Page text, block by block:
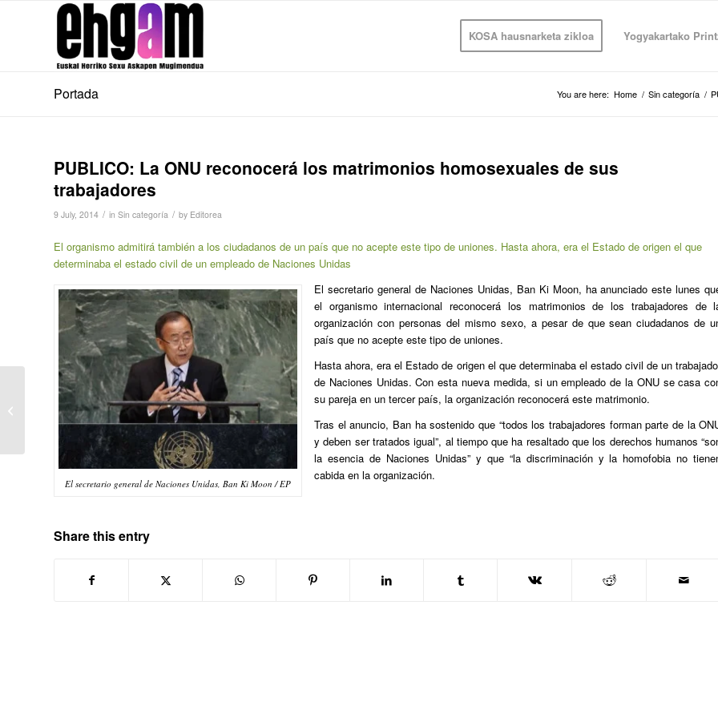
KOSA hausnarketa zikloa Yogyakartako
Portada You are here: Home / Sin categoría /
PUBLICO: La ONU reconocerá los matrimonios homosexuales de sus
trabajadores
9 July, 2014 / in Sin categoría / by Editorea
El organismo admitirá también a los ciudadanos de un país que no acepte este tipo de uniones. Hasta ahora, era el Estado de origen el que
determinaba el estado civil de un empleado de Naciones Unidas
El secretario general de Naciones Unidas, Ban Ki Moon / EP
El secretario general de Naciones Unidas, Ban Ki Moon, ha anunciado este lunes
el organismo internacional reconocerá los matrimonios de los trabajadores de
organización con personas del mismo sexo, a pesar de que sean ciudadanos de
país que no acepte este tipo de uniones.
Hasta ahora, era el Estado de origen el que determinaba el estado civil de un
de Naciones Unidas. Con esta nueva medida, si un empleado de la ONU se casa
su pareja en un tercer país, la organización reconocerá este matrimonio.
Tras el anuncio, Ban ha sostenido que “todos los trabajadores forman parte de la
y deben ser tratados igual”, al tiempo que ha resaltado que los derechos humanos
la esencia de Naciones Unidas” y que “la discriminación y la homofobia no
cabida en la organización.
Share this entry
Ehgameko kidea Imanol Alvarez,
Berton aldizkariak egindako
elkarrizketa bat...